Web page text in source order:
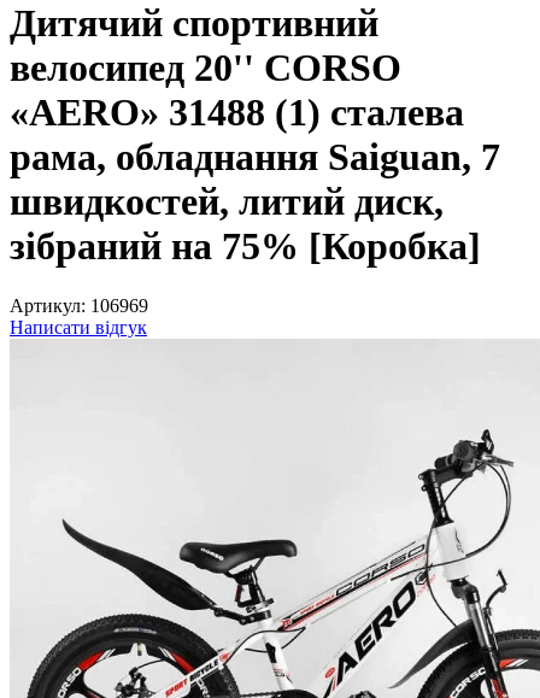
Дитячий спортивний
велосипед 20'' CORSO
«AERO» 31488 (1) сталева
рама, обладнання Saiguan, 7
швидкостей, литий диск,
зібраний на 75% [Коробка]
Артикул: 106969
Написати відгук